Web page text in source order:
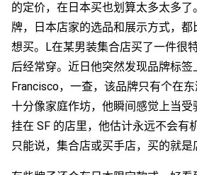
的定价，在日本买也划算太多太多
牌，日本店家的选品和展示方式，
想买。L在某男装集合店买了一件很
后经常穿。近日他突然发现品牌标签
Francisco，一查，该品牌只有个在东
十分像家庭作坊，他瞬间感觉上当
挂在 SF 的店里，他估计永远不会有
只能说，集合店或买手店，买的就是